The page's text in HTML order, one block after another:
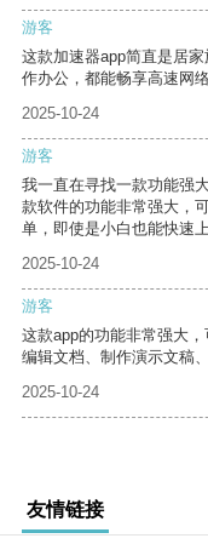
游客
这款加速器app简直是居
作办公，都能畅享高速网
2025-10-24
游客
我一直在寻找一款功能强
款软件的功能非常强大，
单，即使是小白也能快速上
2025-10-24
游客
这款app的功能非常强大
编辑文档、制作演示文稿
2025-10-24
友情链接